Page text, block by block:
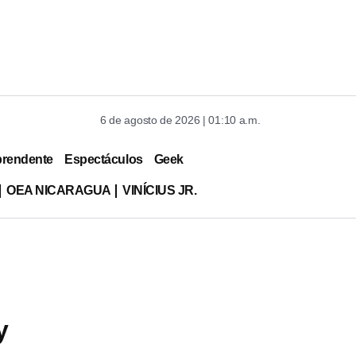
6 de agosto de 2026 | 01:10 a.m.
Espectáculos Geek
OEA NICARAGUA VINÍCIUS JR.